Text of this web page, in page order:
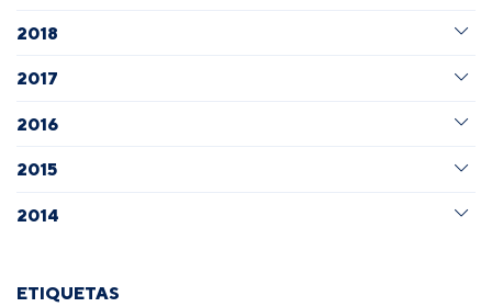
2018
2017
2016
2015
2014
ETIQUETAS